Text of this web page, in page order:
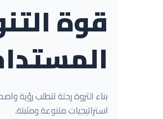
قوة
بناء الثروة رحلة تتطلب رؤية
استراتيجيات متنوعة ومثبتة.